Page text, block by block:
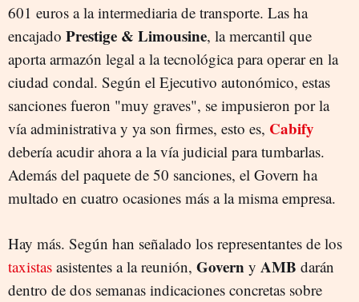
601 euros a la intermediaria de transporte. Las ha
encajado Prestige & Limousine, la mercantil que
aporta armazón legal a la tecnológica para operar en la
ciudad condal. Según el Ejecutivo autonómico, estas
sanciones fueron "muy graves", se impusieron por la
vía administrativa y ya son firmes, esto es, Cabify
debería acudir ahora a la vía judicial para tumbarlas.
Además del paquete de 50 sanciones, el Govern ha
multado en cuatro ocasiones más a la misma empresa.
Hay más. Según han señalado los representantes de los
taxistas asistentes a la reunión, Govern y AMB darán
dentro de dos semanas indicaciones concretas sobre